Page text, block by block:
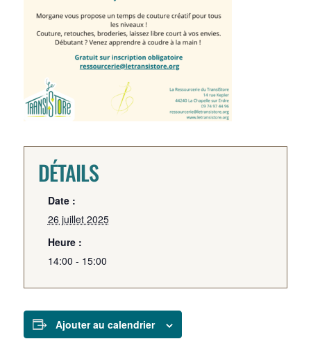
DÉTAILS
Date :
26 juillet 2025
Heure :
14:00 - 15:00
Ajouter au calendrier